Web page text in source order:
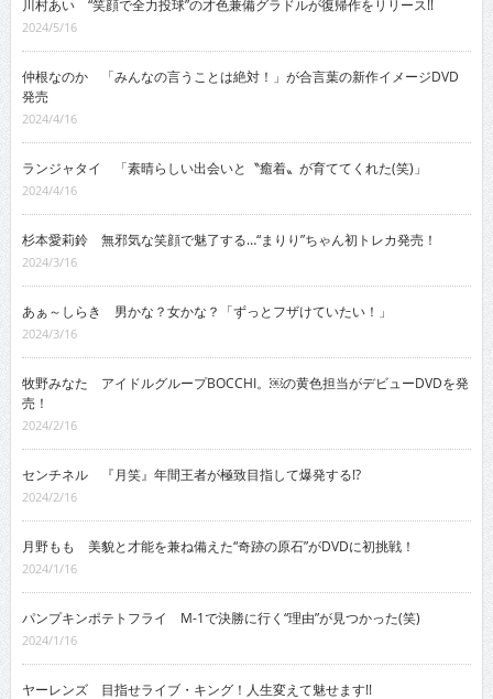
川村あい “笑顔で全力投球”の才色兼備グラドルが復帰作をリリース!!
2024/5/16
仲根なのか 「みんなの言うことは絶対！」が合言葉の新作イメージDVD
発売
2024/4/16
ランジャタイ 「素晴らしい出会いと〝癒着〟が育ててくれた(笑)」
2024/4/16
杉本愛莉鈴 無邪気な笑顔で魅了する…“まりり”ちゃん初トレカ発売！
2024/3/16
あぁ～しらき 男かな？女かな？「ずっとフザけていたい！」
2024/3/16
牧野みなた アイドルグループBOCCHI。￼の黄色担当がデビューDVDを発
売！
2024/2/16
センチネル 『月笑』年間王者が極致目指して爆発する!?
2024/2/16
月野もも 美貌と才能を兼ね備えた“奇跡の原石”がDVDに初挑戦！
2024/1/16
パンプキンポテトフライ M-1で決勝に行く“理由”が見つかった(笑)
2024/1/16
ヤーレンズ 目指せライブ・キング！人生変えて魅せます!!